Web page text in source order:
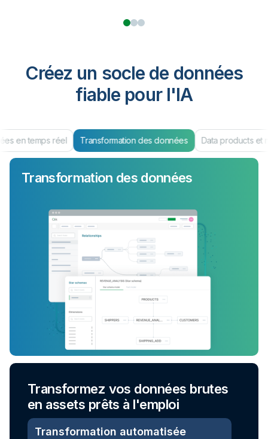
Créez un socle de données
fiable pour I'IA
en temps réel Transformation des données Data products et
Transformation des données
Transformez vos données brutes
en assets prêts à l'emploi
Transformation automatisée